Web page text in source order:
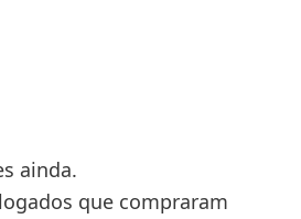
ainda.
que compraram